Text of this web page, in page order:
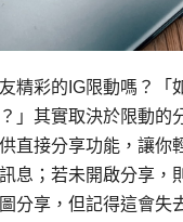
精彩的IG限動嗎？「
」其實取決於限動的
直接分享功能，讓你
息；若未開啟分享，
分享，但記得這會失